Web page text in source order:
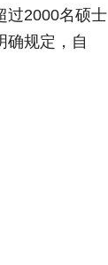
过2000名硕士
确规定，自